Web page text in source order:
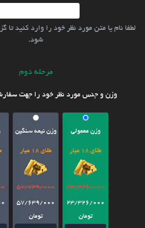
لطفا نام یا متن مورد نظر خود را وارد کنید
شود.
مرحله دوم
وزن و جنس مورد نظر خود را جهت
وزن معمولی
طلای 18 عیار
23/426/000
23/326/000
تومان
وزن نیمه سنگین
طلای 18 عیار
57/739/000
57/639/000
تومان